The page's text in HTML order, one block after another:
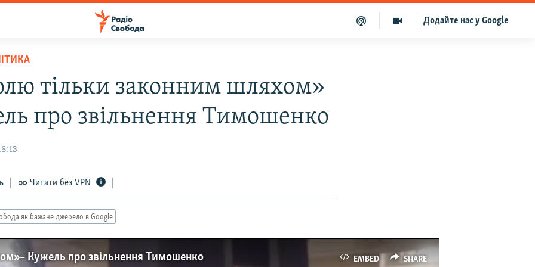
Додайте нас у Google
тільки законним шляхом»
про звільнення Тимошенко
Читати без VPN
як бажане джерело в Google
EMBED SHARE
– Кужель про звільнення Тимошенко